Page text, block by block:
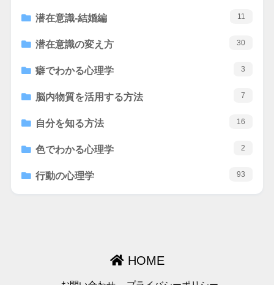
潜在意識-結婚編 11
潜在意識の変え方 30
癖でわかる心理学 3
脳内物質を活用する方法 7
自分を知る方法 16
色でわかる心理学 2
行動の心理学 93
HOME